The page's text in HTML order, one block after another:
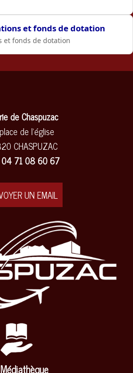
et fonds de dotation
et fonds de dotation
de Chaspuzac
de l'église
CHASPUZAC
04 71 08 60 67
UN EMAIL
Médiathèque